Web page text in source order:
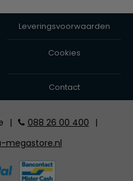
Leveringsvoorwaarden
Cookies
Contact
| 088 26 00 400
|
megastore.nl